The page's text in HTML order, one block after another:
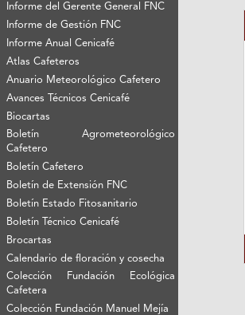
Informe del Gerente General FNC
Informe de Gestión FNC
Informe Anual Cenicafé
Atlas Cafeteros
Anuario Meteorológico Cafetero
Avances Técnicos Cenicafé
Biocartas
Boletín Agrometeorológico
Cafetero
Boletín Cafetero
Boletín de Extensión FNC
Boletín Estado Fitosanitario
Boletín Técnico Cenicafé
Brocartas
Calendario de floración y cosecha
Colección Fundación Ecológica
Cafetera
Colección Fundación Manuel Mejía